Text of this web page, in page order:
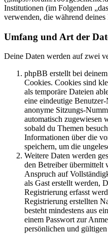
Institutionen (im Folgenden
verwenden, die während
Umfang und Art der
Deine Daten werden auf zwei
phpBB erstellt bei
Cookies. Cookies sind
als temporäre Dateien
eine eindeutige
anonyme Sitzungs-
automatisch zugewiesen
sobald du Themen
Informationen über die
speichern, um die
Weitere Daten werden
den Betreiber
Anspruch auf
als Gast erstellt werden,
Registrierung erfasst
Registrierung erstellten
besteht mindestens aus
einem Passwort zur
persönlichen und